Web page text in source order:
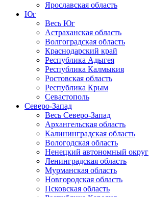
Ярославская область
Юг
Весь Юг
Астраханская область
Волгоградская область
Краснодарский край
Республика Адыгея
Республика Калмыкия
Ростовская область
Республика Крым
Севастополь
Северо-Запад
Весь Северо-Запад
Архангельская область
Калининградская область
Вологодская область
Ненецкий автономный округ
Ленинградская область
Мурманская область
Новгородская область
Псковская область